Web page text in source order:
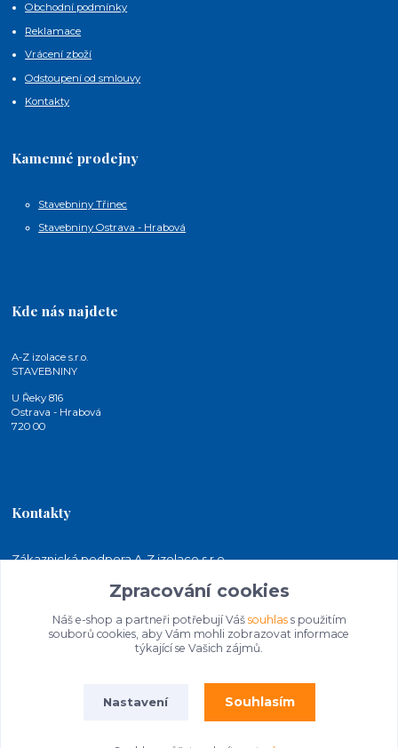
Obchodní podmínky
Reklamace
Vrácení zboží
Odstoupení od smlouvy
Kontakty
Kamenné prodejny
Stavebniny Třinec
Stavebniny Ostrava - Hrabová
Kde nás najdete
A-Z izolace s.r.o.
STAVEBNINY
U Řeky 816
Ostrava - Hrabová
720 00
Kontakty
Zákaznická podpora A-Z izolace s.r.o.
jakubkaleta@azizolace.cz
Zpracování cookies
Náš e-shop a partneři potřebují Váš souhlass použitím
souborů cookies, aby Vám mohli zobrazovat informace
týkající se Vašich zájmů.
Nastavení Souhlasím